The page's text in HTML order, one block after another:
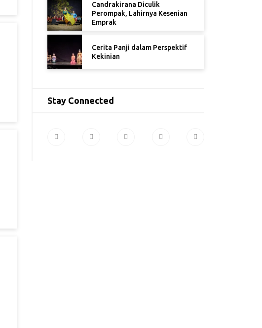
Candrakirana Diculik
Perompak, Lahirnya Kesenian
Emprak
Cerita Panji dalam Perspektif
Kekinian
Stay Connected